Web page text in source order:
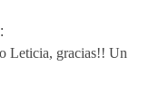
Leticia, gracias!! Un